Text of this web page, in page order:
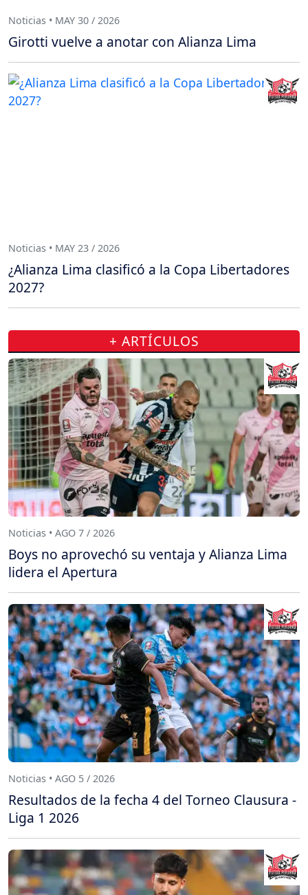
Noticias • MAY 30 / 2026
Girotti vuelve a anotar con Alianza Lima
Noticias • MAY 23 / 2026
¿Alianza Lima clasificó a la Copa Libertadores
2027?
+ ARTÍCULOS
Noticias • AGO 7 / 2026
Boys no aprovechó su ventaja y Alianza Lima
lidera el Apertura
Noticias • AGO 5 / 2026
Resultados de la fecha 4 del Torneo Clausura -
Liga 1 2026